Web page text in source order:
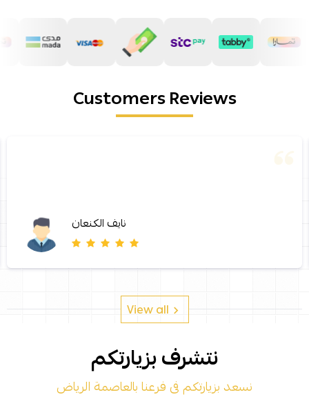
Customers Reviews
نايف الكنعان
View all
نتشرف بزيارتكم
نسعد بزيارتكم فى فرعنا بالعاصمة الرياض